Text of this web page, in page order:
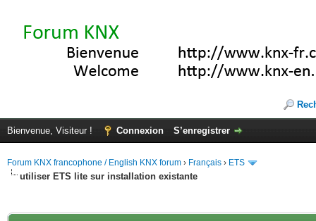
Bienvenue, Visiteur ! Connexion S’enregistrer
Forum KNX francophone / English KNX forum › Français › ETS
utiliser ETS lite sur installation existante